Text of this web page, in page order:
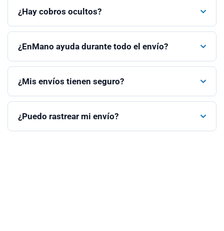
¿Hay cobros ocultos?
¿EnMano ayuda durante todo el envío?
¿Mis envíos tienen seguro?
¿Puedo rastrear mi envío?